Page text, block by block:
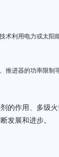
术利用电力或太阳
推进器的功率限制
的作用、多级
发展和进步。